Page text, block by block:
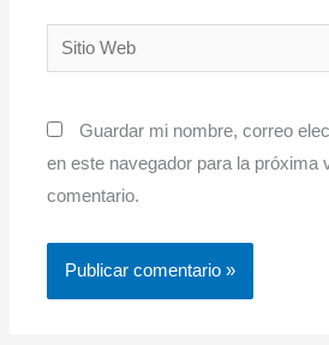
Sitio
Web
Guardar mi nombre, correo
en este navegador para la próxima
comentario.